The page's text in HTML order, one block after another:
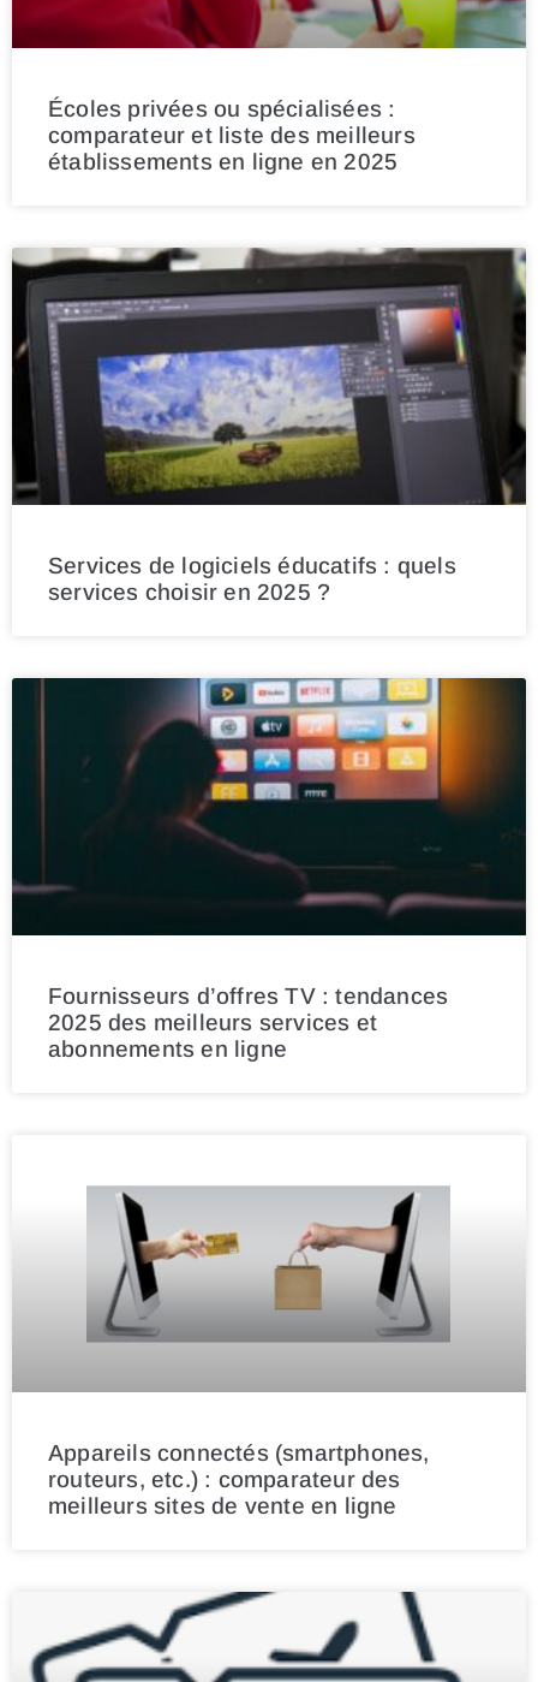
Écoles privées ou spécialisées :
comparateur et liste des meilleurs
établissements en ligne en 2025
Services de logiciels éducatifs : quels
services choisir en 2025 ?
Fournisseurs d’offres TV : tendances
2025 des meilleurs services et
abonnements en ligne
Appareils connectés (smartphones,
routeurs, etc.) : comparateur des
meilleurs sites de vente en ligne